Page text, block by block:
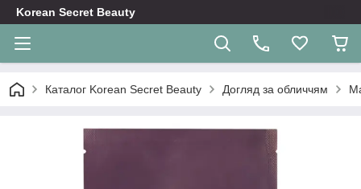
Korean Secret Beauty
Каталог Korean Secret Beauty Догляд за обличчям